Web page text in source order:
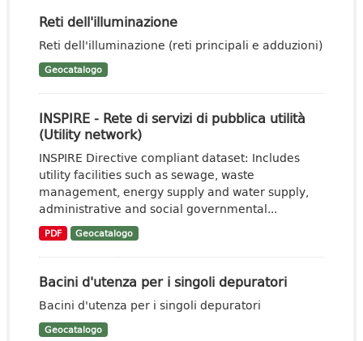
Reti dell'illuminazione
Reti dell'illuminazione (reti principali e adduzioni)
Geocatalogo
INSPIRE - Rete di servizi di pubblica utilità
(Utility network)
INSPIRE Directive compliant dataset: Includes
utility facilities such as sewage, waste
management, energy supply and water supply,
administrative and social governmental...
PDF Geocatalogo
Bacini d'utenza per i singoli depuratori
Bacini d'utenza per i singoli depuratori
Geocatalogo